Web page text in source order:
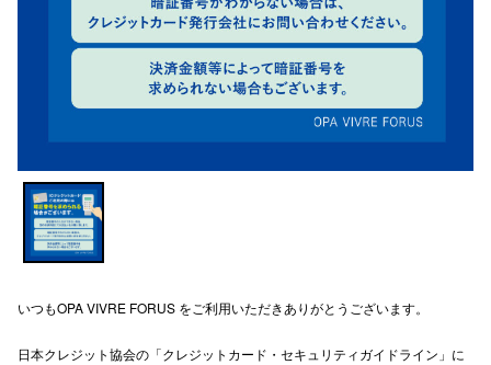
いつもOPA VIVRE FORUS をご利用いただきありがとうございます。
日本クレジット協会の「クレジットカード・セキュリティガイドライン」に
公式SNS
プライバシ
利用規約